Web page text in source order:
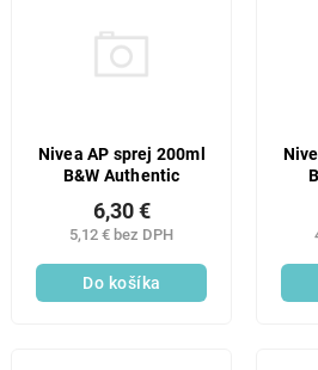
Nivea AP sprej 200ml
B&W Authentic
5,12 € bez DPH
6,30 €
Do košíka